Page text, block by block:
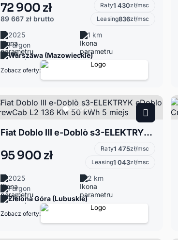
72 900 zł
89 667 zł brutto
Raty1 430zł/msc
Leasing836zł/msc
2025
1 km
Furgon
Warszawa (Mazowieckie)
Zobacz oferty:
Fiat Doblo III e-Doblò s3-ELEKTRYK eDoblo CrewCab L2 136 KM 50 kWh 5 miejs
95 900 zł Raty1 475zł/msc
Leasing1 043zł/msc
2025
2 km
Furgon
Zielona Góra (Lubuskie)
Zobacz oferty: